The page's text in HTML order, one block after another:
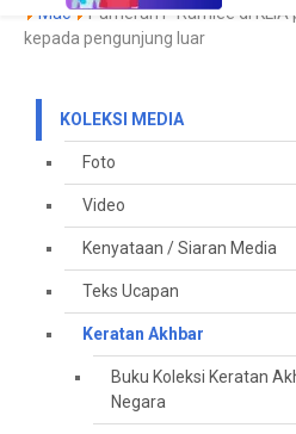
Mac
Pameran P Ramlee di
kepada pengunjung luar
KOLEKSI MEDIA
Foto
Video
Kenyataan / Siaran Media
Teks Ucapan
Keratan Akhbar
Buku Koleksi Keratan
Negara